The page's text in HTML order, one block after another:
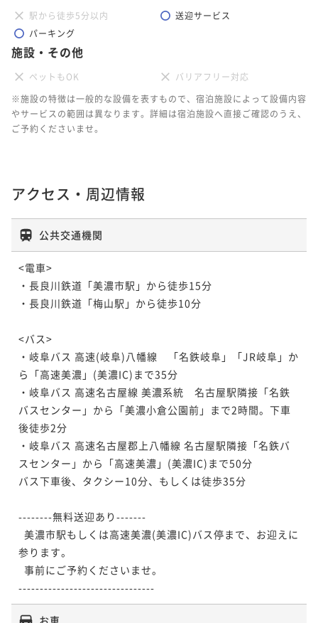
駅から徒歩5分以内
送迎サービス
パーキング
施設・その他
ペットもOK
バリアフリー対応
※施設の特徴は一般的な設備を表すもので、宿泊施設によって設備内容
やサービスの範囲は異なります。詳細は宿泊施設へ直接ご確認のうえ、
ご予約くださいませ。
アクセス・周辺情報
公共交通機関
<電車>
・長良川鉄道「美濃市駅」から徒歩15分
・長良川鉄道「梅山駅」から徒歩10分
<バス>
・岐阜バス 高速(岐阜)八幡線　「名鉄岐阜」「JR岐阜」か
ら「高速美濃」(美濃IC)まで35分
・岐阜バス 高速名古屋線 美濃系統　名古屋駅隣接「名鉄
バスセンター」から「美濃小倉公園前」まで2時間。下車
後徒歩2分
・岐阜バス 高速名古屋郡上八幡線 名古屋駅隣接「名鉄バ
スセンター」から「高速美濃」(美濃IC)まで50分
バス下車後、タクシー10分、もしくは徒歩35分
--------無料送迎あり-------
参ります。
お車